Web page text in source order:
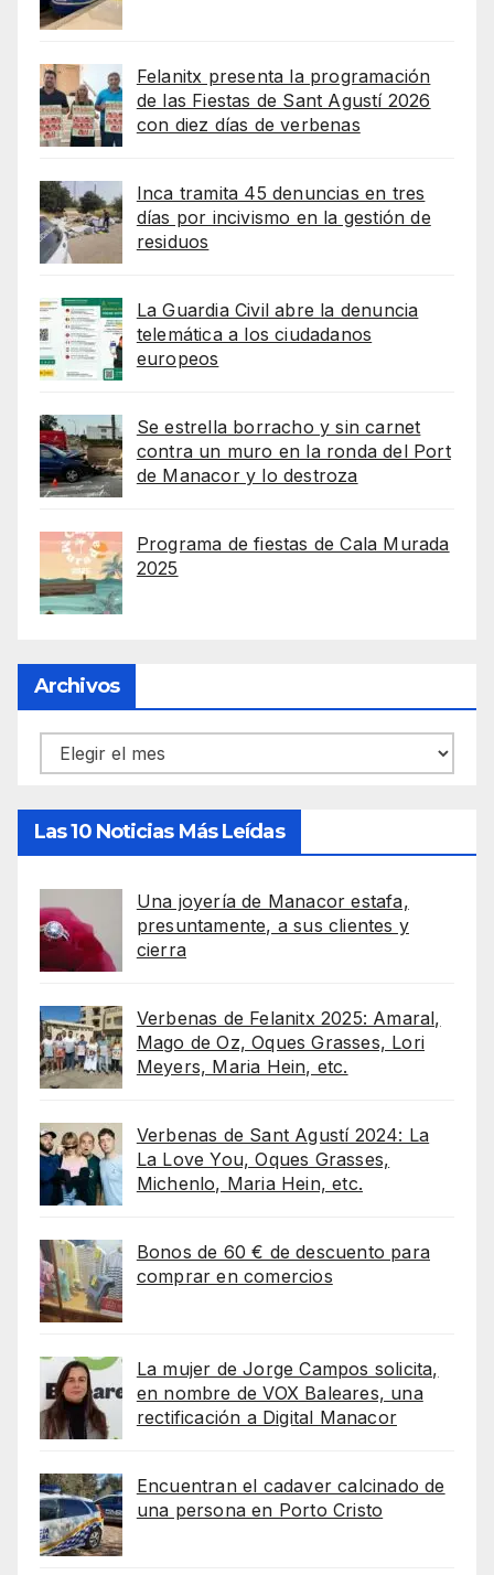
Felanitx presenta la programación
de las Fiestas de Sant Agustí 2026
con diez días de verbenas
Inca tramita 45 denuncias en tres
días por incivismo en la gestión de
residuos
La Guardia Civil abre la denuncia
telemática a los ciudadanos
europeos
Se estrella borracho y sin carnet
contra un muro en la ronda del Port
de Manacor y lo destroza
Programa de fiestas de Cala Murada
2025
Archivos
Archivos
Las 10 Noticias Más Leídas
Una joyería de Manacor estafa,
presuntamente, a sus clientes y
cierra
Verbenas de Felanitx 2025: Amaral,
Mago de Oz, Oques Grasses, Lori
Meyers, Maria Hein, etc.
Verbenas de Sant Agustí 2024: La
La Love You, Oques Grasses,
Michenlo, Maria Hein, etc.
Bonos de 60 € de descuento para
comprar en comercios
La mujer de Jorge Campos solicita,
en nombre de VOX Baleares, una
rectificación a Digital Manacor
Encuentran el cadaver calcinado de
una persona en Porto Cristo